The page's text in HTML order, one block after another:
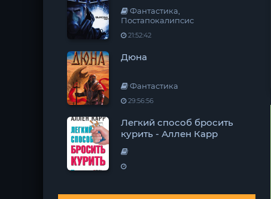
Фантастика,
Постапокалипсис
21:52:42
Дюна
Фантастика
29:56:56
Легкий способ бросить
курить - Аллен Карр